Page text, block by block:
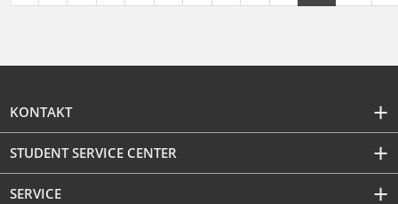
KONTAKT
STUDENT SERVICE CENTER
SERVICE